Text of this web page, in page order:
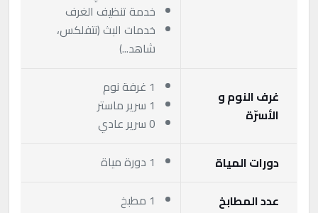
خدمة تنظيف الغرف
خدمات البث (نتفلكس،
شاهد...)
غرف النوم و
الأسرّة
1 غرفة نوم
1 سرير ماستر
0 سرير عادي
دورات المياة
1 دورة مياة
عدد المطابخ
1 مطبخ